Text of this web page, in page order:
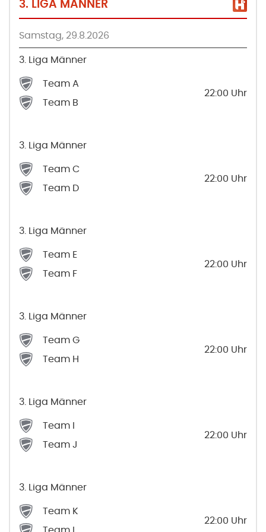
3. LIGA MÄNNER
Samstag, 29.8.2026
3. Liga Männer
Team A
Team B
22:00 Uhr
3. Liga Männer
Team C
Team D
22:00 Uhr
3. Liga Männer
Team E
Team F
22:00 Uhr
3. Liga Männer
Team G
Team H
22:00 Uhr
3. Liga Männer
Team I
Team J
22:00 Uhr
3. Liga Männer
Team K
Team L
22:00 Uhr